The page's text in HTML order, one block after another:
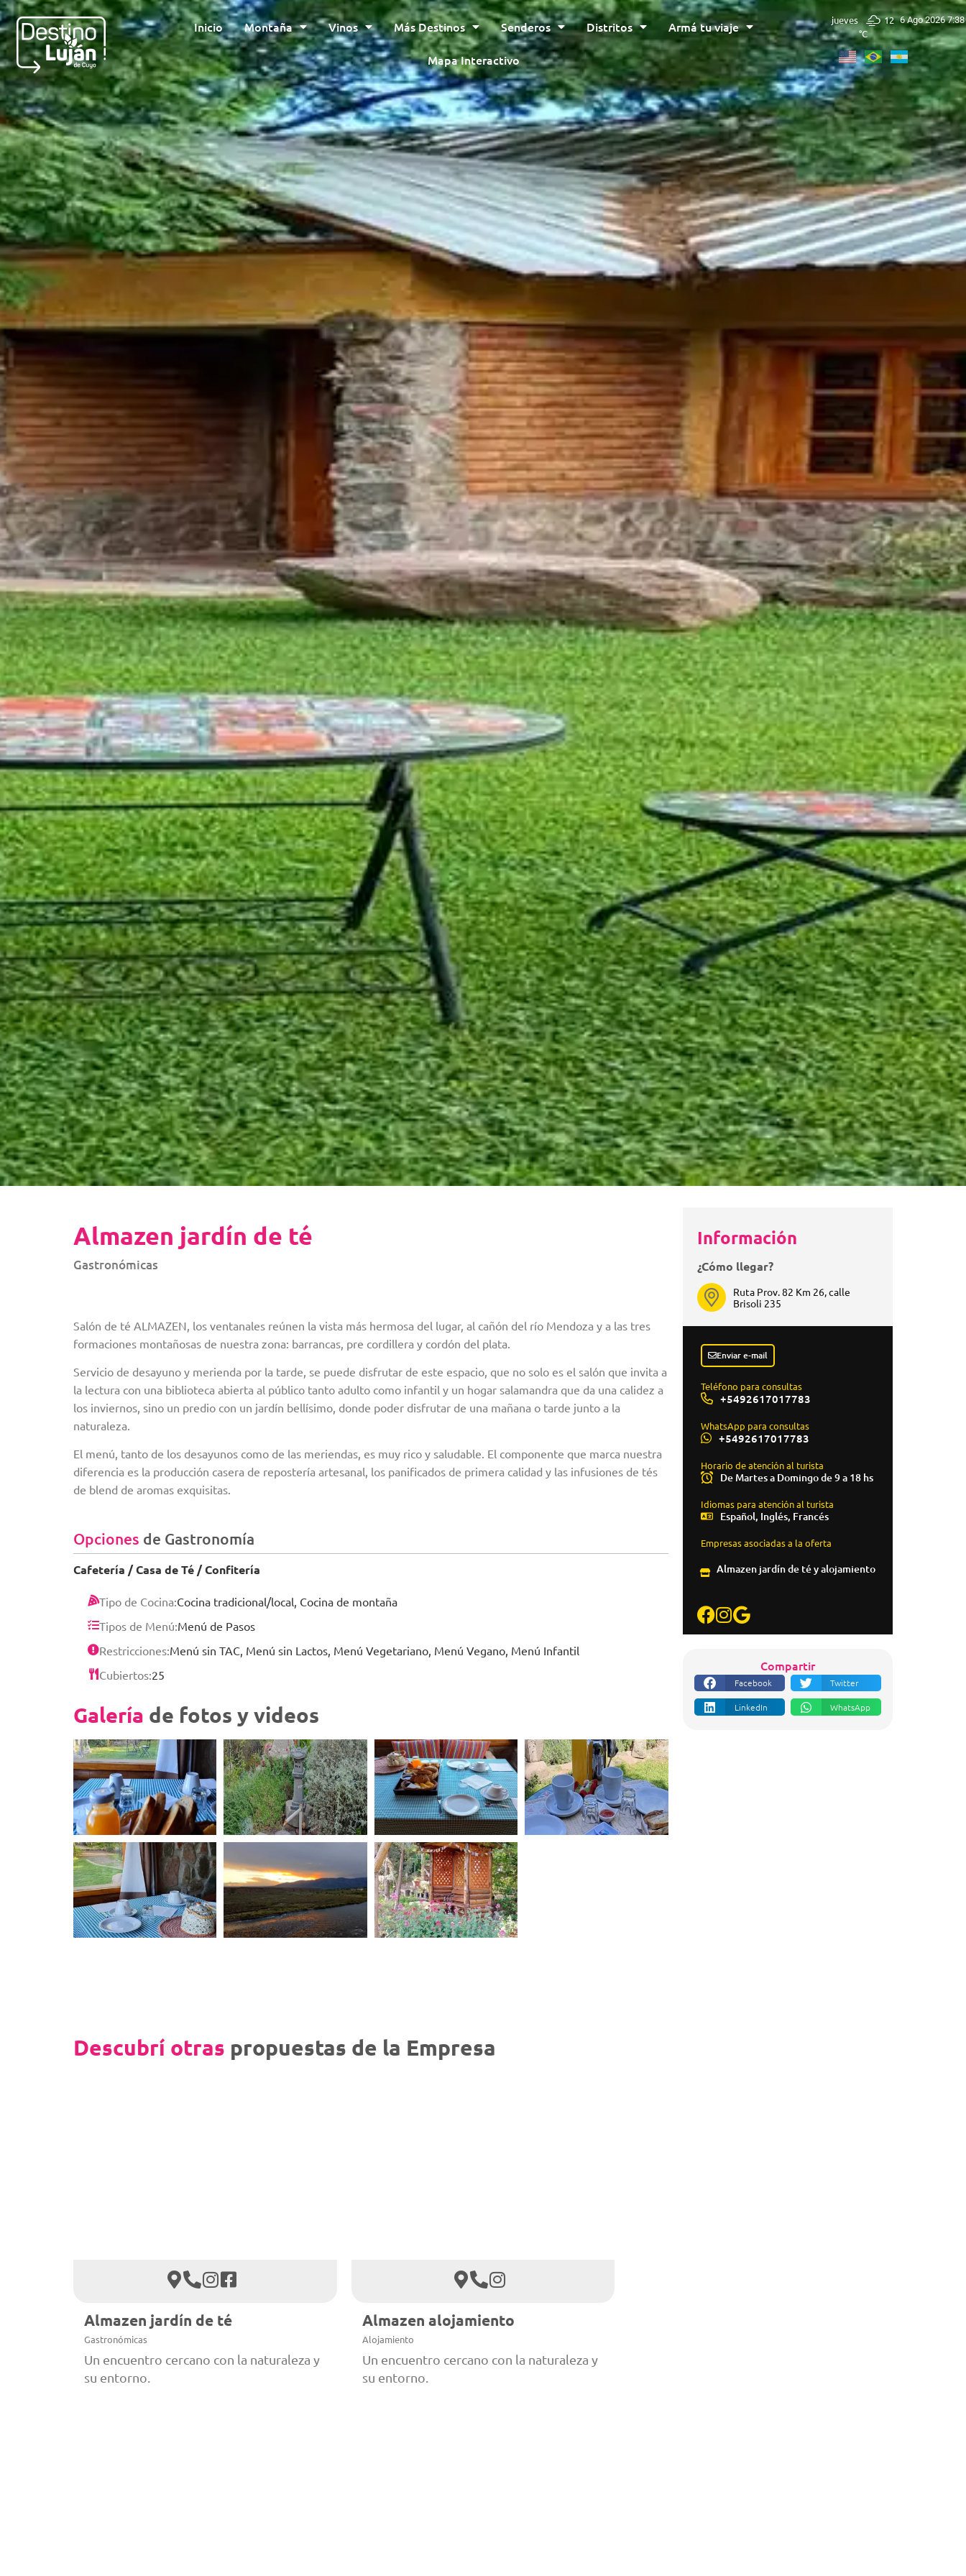
Inicio Montaña Vinos Más Destinos Senderos Distritos Armá tu viaje
Mapa Interactivo
jueves
12
°C
6 Ago 2026 7:38
Almazen jardín de té
Gastronómicas
Salón de té ALMAZEN, los ventanales reúnen la vista más hermosa del lugar, al cañón del río Mendoza y a las tres
formaciones montañosas de nuestra zona: barrancas, pre cordillera y cordón del plata.
Servicio de desayuno y merienda por la tarde, se puede disfrutar de este espacio, que no solo es el salón que invita a
la lectura con una biblioteca abierta al público tanto adulto como infantil y un hogar salamandra que da una calidez a
los inviernos, sino un predio con un jardín bellísimo, donde poder disfrutar de una mañana o tarde junto a la
naturaleza.
El menú, tanto de los desayunos como de las meriendas, es muy rico y saludable. El componente que marca nuestra
diferencia es la producción casera de repostería artesanal, los panificados de primera calidad y las infusiones de tés
de blend de aromas exquisitas.
Opciones de Gastronomía
Cafetería / Casa de Té / Confitería
Tipo de Cocina:Cocina tradicional/local, Cocina de montaña
Tipos de Menú:Menú de Pasos
Restricciones:Menú sin TAC, Menú sin Lactos, Menú Vegetariano, Menú Vegano, Menú Infantil
Cubiertos:25
Galería de fotos y videos
Información
¿Cómo llegar?
Ruta Prov. 82 Km 26, calle
Brisoli 235
Teléfono para consultas
+5492617017783
Enviar e-mail
WhatsApp para consultas
+5492617017783
Horario de atención al turista
De Martes a Domingo de 9 a 18 hs
Idiomas para atención al turista
Español, Inglés, Francés
Empresas asociadas a la oferta
Almazen jardín de té y alojamiento
Compartir
Facebook Twitter
LinkedIn WhatsApp
Descubrí otras propuestas de la Empresa
Almazen jardín de té
Gastronómicas
Un encuentro cercano con la naturaleza y
su entorno.
Almazen alojamiento
Alojamiento
Un encuentro cercano con la naturaleza y
su entorno.